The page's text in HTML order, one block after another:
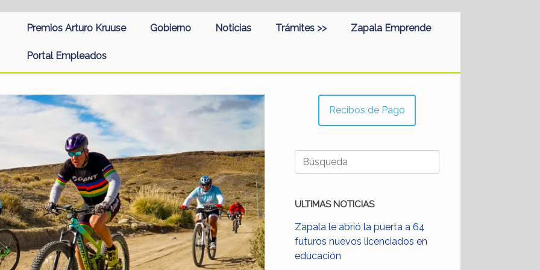
Premios Arturo Kruuse Gobierno Noticias Trámites >> Zapala Emprende
Portal Empleados
Recibos de Pago
Buscar:
ULTIMAS NOTICIAS
Zapala le abrió la puerta a 64
futuros nuevos licenciados en
educación